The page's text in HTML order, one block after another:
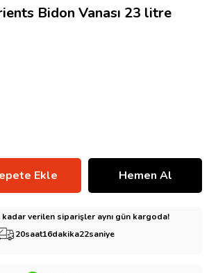
Bidon Vanası 23 litre
kadar verilen siparişler aynı gün kargoda!
20saat16dakika21saniye